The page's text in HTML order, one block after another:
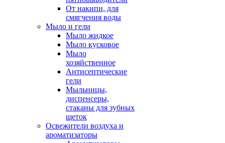
От накипи, для
смягчения воды
Мыло и гели
Мыло жидкое
Мыло кусковое
Мыло
хозяйственное
Антисептические
гели
Мыльницы,
диспенсеры,
стаканы для зубных
щеток
Освежители воздуха и
ароматизаторы